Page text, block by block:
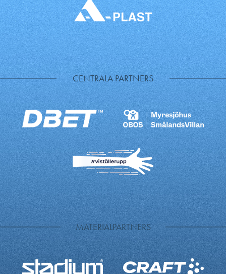
CENTRALA PARTNERS
MATERIALPARTNERS